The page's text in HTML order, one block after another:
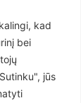
kad
bei
jūs